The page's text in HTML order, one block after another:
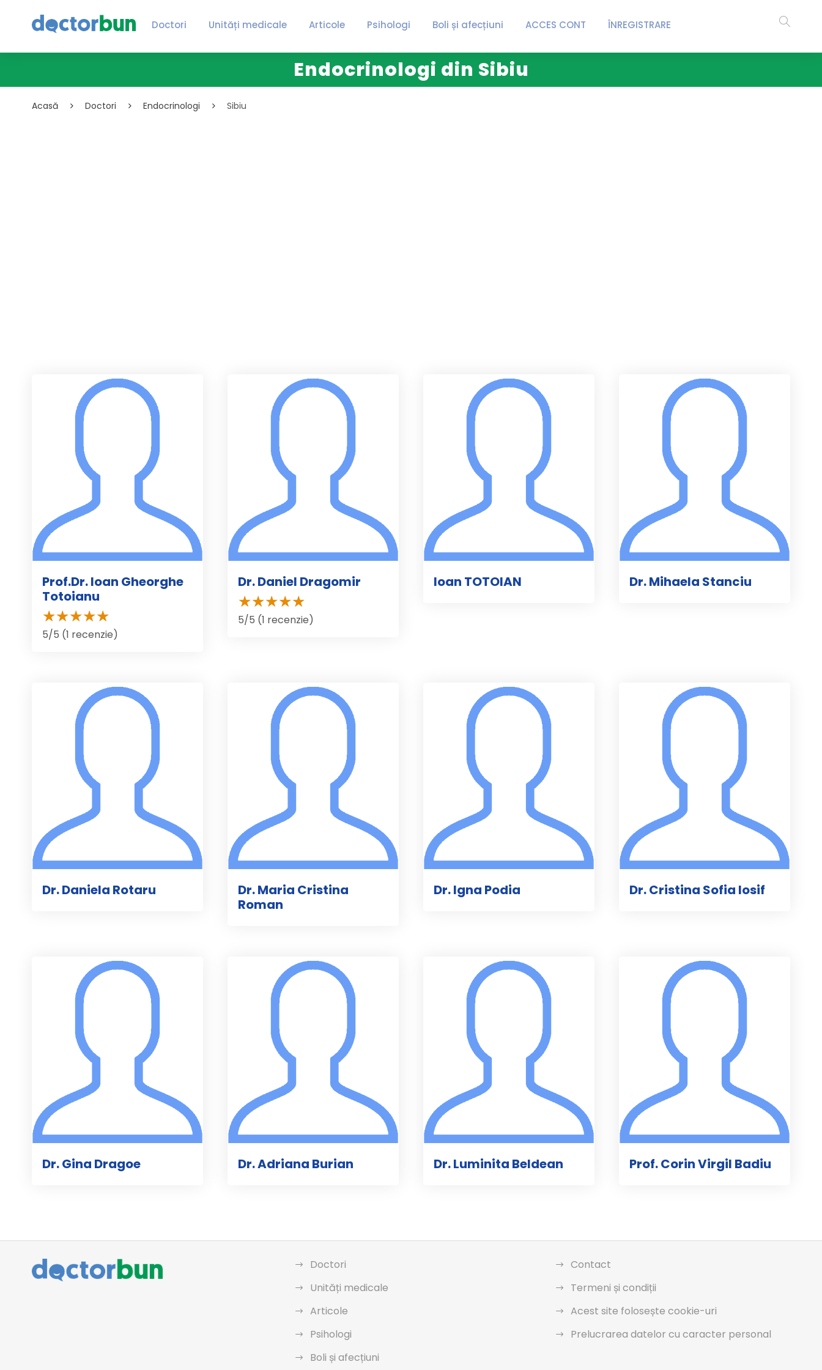
Doctori Unități medicale Articole Psihologi Boli și afecțiuni ACCES CONT ÎNREGISTRARE
Endocrinologi din Sibiu
Acasă Doctori Endocrinologi Sibiu
Prof.Dr. Ioan Gheorghe
Totoianu
5/5 (1 recenzie)
Dr. Daniel Dragomir
5/5 (1 recenzie)
Ioan TOTOIAN Dr. Mihaela Stanciu
Dr. Daniela Rotaru
Dr. Maria Cristina
Roman
Dr. Igna Podia Dr. Cristina Sofia Iosif
Dr. Gina Dragoe Dr. Adriana Burian Dr. Luminita Beldean Prof. Corin Virgil Badiu
Doctori
Unități medicale
Articole
Psihologi
Boli și afecțiuni
Contact
Termeni și condiții
Acest site folosește cookie-uri
Prelucrarea datelor cu caracter personal